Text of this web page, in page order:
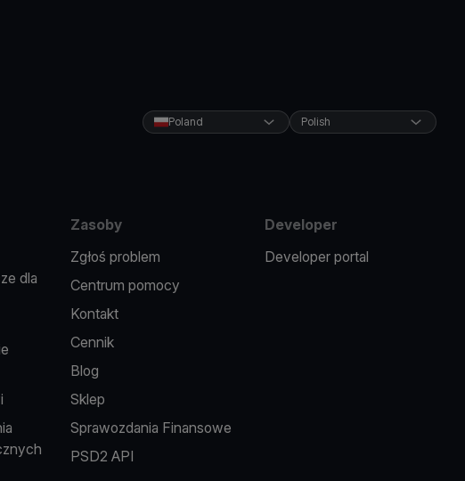
Poland Polish
dla
Zasoby
Zgłoś problem
Centrum pomocy
Kontakt
Cennik
Blog
Sklep
Sprawozdania Finansowe
PSD2 API
Developer
Developer portal